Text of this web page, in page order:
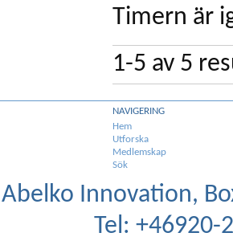
Timern är
1-5 av 5
NAVIGERING
Hem
Utforska
Medlemskap
Sök
Abelko Innovation,
Tel: +46920-